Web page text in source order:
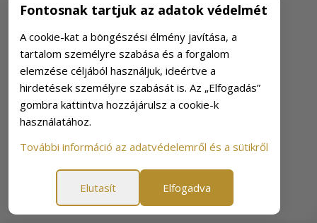
Fontosnak tartjuk az adatok védelmét
A cookie-kat a böngészési élmény javítása, a
tartalom személyre szabása és a forgalom
elemzése céljából használjuk, ideértve a
hirdetések személyre szabását is. Az „Elfogadás”
gombra kattintva hozzájárulsz a cookie-k
használatához.
További információ az adatvédelemről és a sütikről
Elutasít Elfogadva